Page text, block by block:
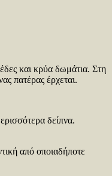
και κρύα δωμάτια. Στη
πατέρας έρχεται.
δείπνα.
από οποιαδήποτε